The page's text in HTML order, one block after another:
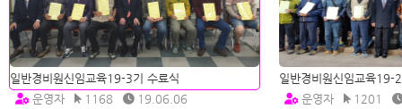
일반경비원신임교육19-3기 수료식
운영자
1168 19.06.06
일반경비원신임교육19-
운영자
1201